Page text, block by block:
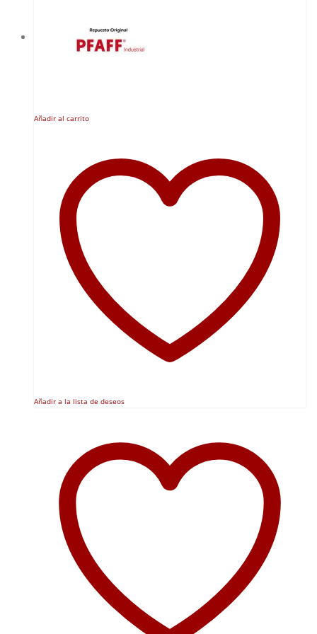
Añadir al carrito
Añadir a la lista de deseos